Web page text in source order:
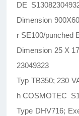
DE
Dimension
r SE100/punched
Dimension 25 X
23049323
Typ TB350; 230
h COSMOTEC
Type DHV716;